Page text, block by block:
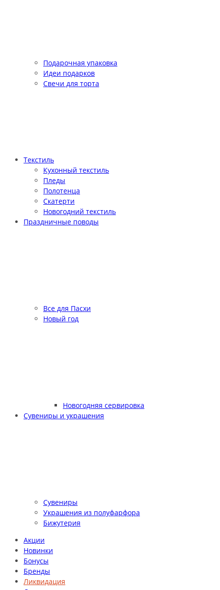
Подарочная упаковка
Идеи подарков
Свечи для торта
Текстиль
Кухонный текстиль
Пледы
Полотенца
Скатерти
Новогодний текстиль
Праздничные поводы
Все для Пасхи
Новый год
Новогодняя сервировка
Сувениры и украшения
Сувениры
Украшения из полуфарфора
Бижутерия
Акции
Новинки
Бонусы
Бренды
Ликвидация